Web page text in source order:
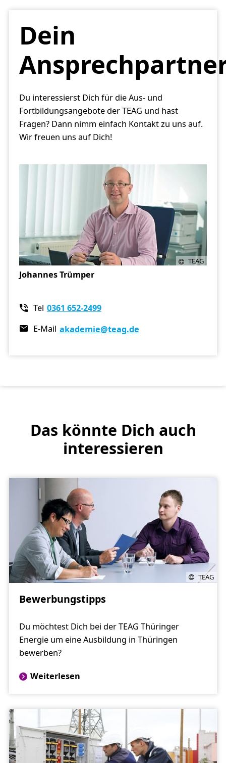
Dein
Du interessierst Dich für die Aus- und
Fortbildungsangebote der TEAG und hast
Fragen? Dann nimm einfach Kontakt zu uns auf.
Wir freuen uns auf Dich!
TEAG
Johannes Trümper
Tel 0361 652-2499
E-Mail akademie@teag.de
Das könnte Dich auch
interessieren
TEAG
Bewerbungstipps
Du möchtest Dich bei der TEAG Thüringer
Energie um eine Ausbildung in Thüringen
bewerben?
Weiterlesen